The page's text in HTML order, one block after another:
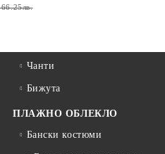
Чанти
Бижута
ПЛАЖНО ОБЛЕКЛО
Бански костюми